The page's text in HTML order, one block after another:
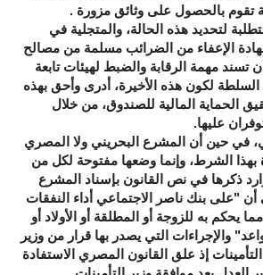
تقوم بالحصول على وثائق مزورة .
لتحديد هذه الحالة، والمتجلية في
الإعفاء من الضرائب مسلمة من مصالح
تسند مهمة الرقابة والضبط لهيئات تابعة
السلطة لكون هذه الأخيرة، أدرى وأحق بهذه
الحماية المالية للصندوق، من خلال
عليها.
في حين أن المشرع البحريني ولا المصري
بهذا الشرط، وإنما وضعها مفتوحة لكل من
ذكرها في نص القانون بإسناد المشرع
"على بنك ناصر الاجتماعي أداء النفقات
يحكم به للزوجة أو المطلقة أو الأولاد أو
والإجراءات التي يصدر بها قرار من وزير
إذ علق القانون المصري الاستفادة